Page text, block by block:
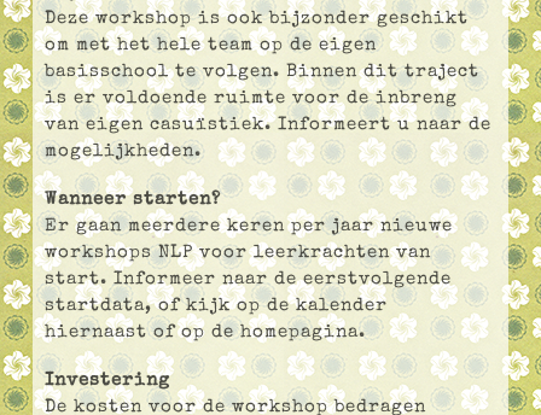
Deze workshop is ook bijzonder geschikt
om met het hele team op de eigen
basisschool te volgen. Binnen dit traject
is er voldoende ruimte voor de inbreng
van eigen casuïstiek. Informeert u naar de
mogelijkheden.
Wanneer starten?
Er gaan meerdere keren per jaar nieuwe
workshops NLP voor leerkrachten van
start. Informeer naar de eerstvolgende
startdata, of kijk op de kalender
hiernaast of op de homepagina.
Investering
De kosten voor de workshop bedragen